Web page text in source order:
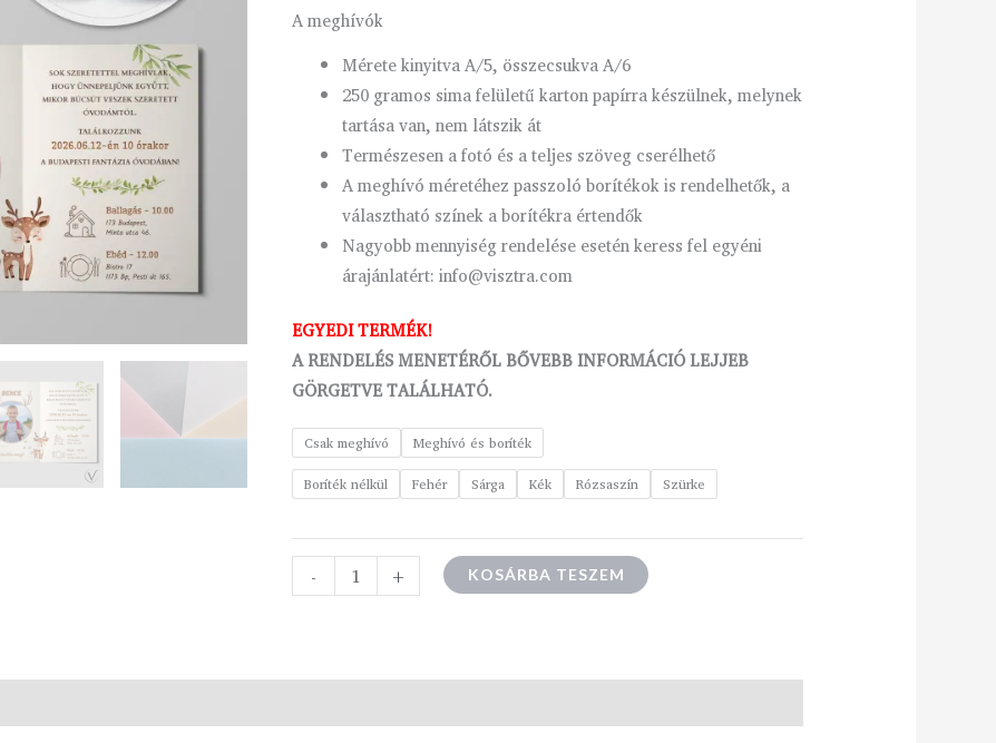
A meghívók
Mérete kinyitva A/5, összecsukva A/6
250 gramos sima felületű karton papírra készülnek, melynek
tartása van, nem látszik át
Természesen a fotó és a teljes szöveg cserélhető
A meghívó méretéhez passzoló borítékok is rendelhetők, a
választható színek a borítékra értendők
Nagyobb mennyiség rendelése esetén keress fel egyéni
árajánlatért: info@visztra.com
EGYEDI TERMÉK!
A RENDELÉS MENETÉRŐL BŐVEBB INFORMÁCIÓ LEJJEB
GÖRGETVE TALÁLHATÓ.
Csak meghívó
Meghívó és boríték
Boríték nélkül
Fehér Sárga Kék Rózsaszín Szürke
- + KOSÁRBA TESZEM